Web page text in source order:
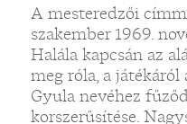
A mesteredzői
szakember 1969.
Halála kapcsán az
meg róla, a játékáról
Gyula nevéhez
korszerűsítése.